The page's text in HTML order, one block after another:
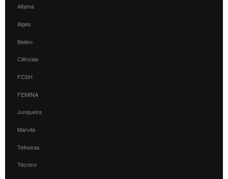
Alfama
Algés
Belém
Ciências
FCSH
FEMINA
Junqueira
Marvila
Telheiras
Técnico